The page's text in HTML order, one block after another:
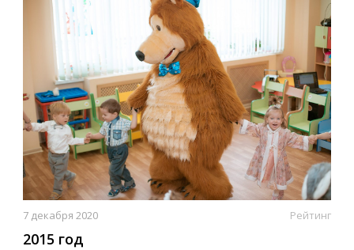
7 декабря 2020 Рейтинг
2015 год